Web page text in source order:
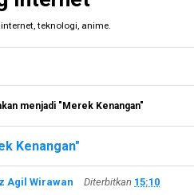
teknologi, anime.
menjadi "Merek Kenangan"
Kenangan"
Agil Wirawan Diterbitkan 15:10